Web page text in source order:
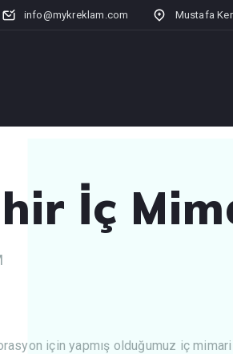
info@mykreklam.com Mustafa
İç
için yapmış olduğumuz iç mimari